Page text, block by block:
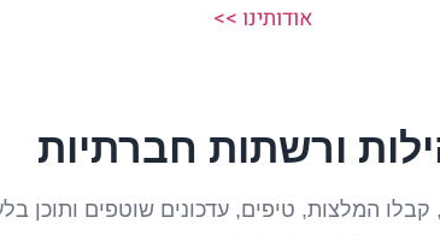
אודותינו >>
ורשתות חברתיות
המלצות, טיפים, עדכונים שוטפים ותוכן